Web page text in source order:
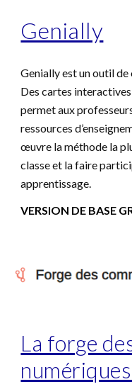
Genially
Genially est un outil
Des cartes
permet aux
ressources
œuvre la méthode la
classe et la faire
apprentissage.
VERSION DE BASE
La forge